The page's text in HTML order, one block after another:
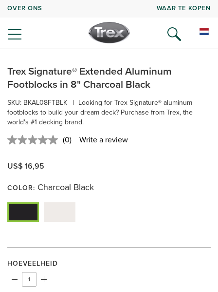
OVER ONS WAAR TE KOPEN
Trex Signature® Extended Aluminum
Footblocks in 8" Charcoal Black
SKU: BKAL08FTBLK | Looking for Trex Signature® aluminum
footblocks to build your dream deck? Purchase from Trex, the
world's #1 decking brand.
No
link.
(0) Write a review
US$ 16,95
COLOR: Charcoal Black
HOEVEELHEID